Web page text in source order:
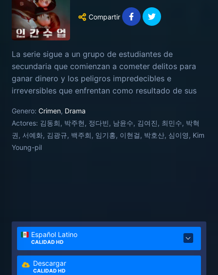
Compartir
La serie sigue a un grupo de estudiantes de
secundaria que comienzan a cometer delitos para
ganar dinero y los peligros impredecibles e
irreversibles que enfrentan como resultado de sus
joven estudiante modelo de secundaria, sin
embargo en realidad es el autor intelectual de una
serie de actividades criminales que van más allá de
la imaginación de sus compañeros de clases, ya que
con la imprudente alborotadora Seo Min-hee y la
rica Bae Gyu-ri, dos jóvenes estudiantes que asisten
a la misma escuela que Ji-soo, y que pronto
terminan involucradas en sus crímenes.
Genero: Crimen, Drama
Actores: 김동희, 박주현, 정다빈, 남윤수, 김여진, 최민수, 박혁
권, 서예화, 김광규, 백주희, 임기홍, 이현걸, 박호산, 심이영, Kim
Young-pil
Español Latino
CALIDAD HD
Descargar
CALIDAD HD